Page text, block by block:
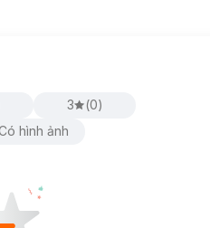
3 (0)
hình ảnh